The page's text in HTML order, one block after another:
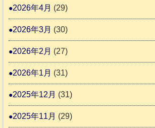
す
物
推
2026年4月 (29)
2026年3月 (30)
2026年2月 (27)
2026年1月 (31)
2025年12月 (31)
2025年11月 (29)